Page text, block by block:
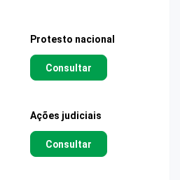
Protesto nacional
Consultar
Ações judiciais
Consultar